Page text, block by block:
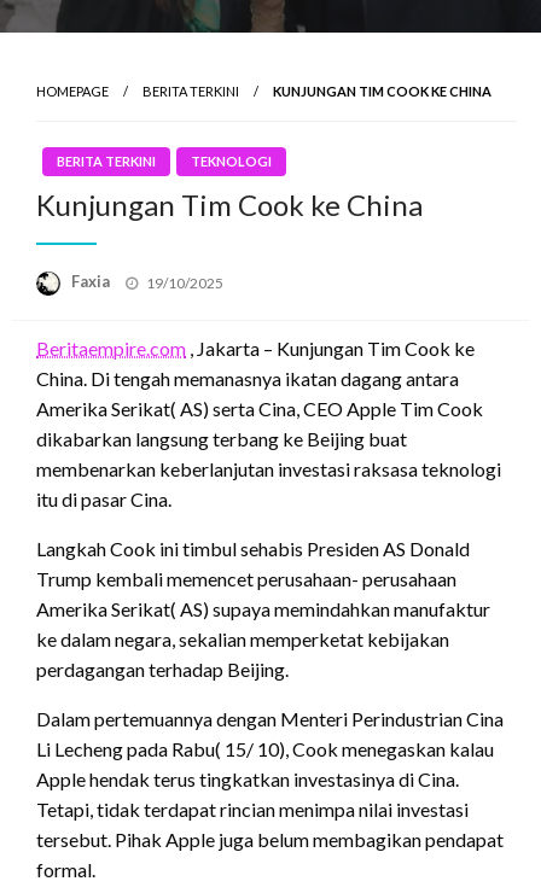
HOMEPAGE BERITA TERKINI KUNJUNGAN TIM COOK KE CHINA
BERITA TERKINI TEKNOLOGI
Kunjungan Tim Cook ke China
Faxia
Posted
19/10/2025
Beritaempire.com , Jakarta – Kunjungan Tim Cook ke
China. Di tengah memanasnya ikatan dagang antara
Amerika Serikat( AS) serta Cina, CEO Apple Tim Cook
dikabarkan langsung terbang ke Beijing buat
membenarkan keberlanjutan investasi raksasa teknologi
itu di pasar Cina.
Langkah Cook ini timbul sehabis Presiden AS Donald
Trump kembali memencet perusahaan- perusahaan
Amerika Serikat( AS) supaya memindahkan manufaktur
ke dalam negara, sekalian memperketat kebijakan
perdagangan terhadap Beijing.
Dalam pertemuannya dengan Menteri Perindustrian Cina
Li Lecheng pada Rabu( 15/ 10), Cook menegaskan kalau
Apple hendak terus tingkatkan investasinya di Cina.
Tetapi, tidak terdapat rincian menimpa nilai investasi
tersebut. Pihak Apple juga belum membagikan pendapat
formal.